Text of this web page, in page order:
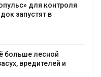
для контроля
запустят в
больше лесной
вредителей и